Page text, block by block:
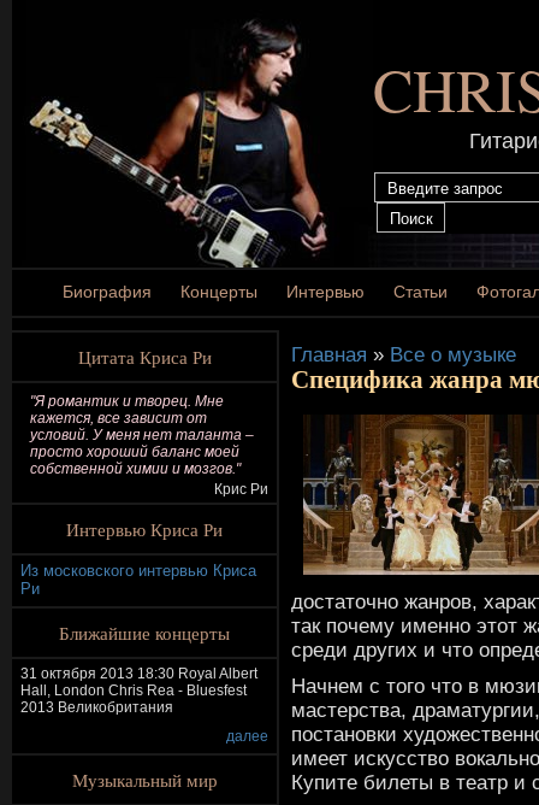
Биография Концерты Интервью Статьи
Цитата Криса Ри
"Я романтик и творец. Мне
кажется, все зависит от
условий. У меня нет таланта –
просто хороший баланс моей
собственной химии и мозгов."
Крис Ри
Интервью Криса Ри
Из московского интервью Криса
Ри
Ближайшие концерты
31 октября 2013 18:30 Royal Albert
Hall, London Chris Rea - Bluesfest
2013 Великобритания
далее
Музыкальный мир
Главная » Все о музыке
Специфика жанра
достаточно жанров,
так почему именно этот
среди других и что
Начнем с того что в
мастерства,
постановки
имеет искусство
Купите билеты в театр и